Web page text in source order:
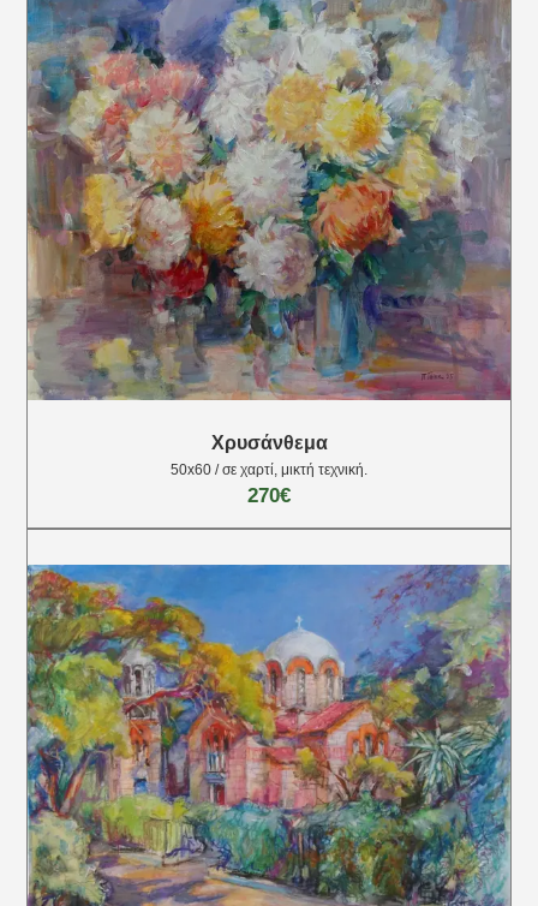
Χρυσάνθεμα
50х60 / σε χαρτί, μικτή τεχνική.
270€